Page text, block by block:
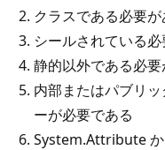
クラスである必要
シールされている
静的以外である必要
内部またはパブリ
ーが必要である
System.Attribute